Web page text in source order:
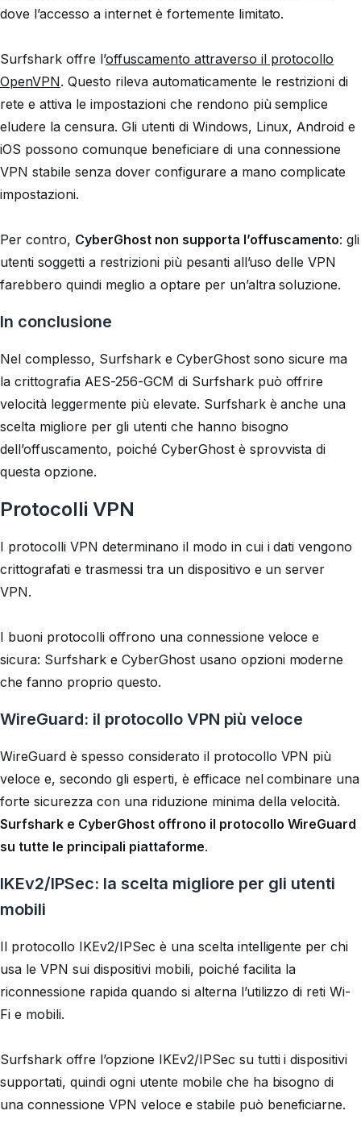
dove l’accesso a internet è fortemente limitato.
Surfshark offre l’offuscamento attraverso il protocollo
OpenVPN. Questo rileva automaticamente le restrizioni di
rete e attiva le impostazioni che rendono più semplice
eludere la censura. Gli utenti di Windows, Linux, Android e
iOS possono comunque beneficiare di una connessione
VPN stabile senza dover configurare a mano complicate
impostazioni.
Per contro, CyberGhost non supporta l’offuscamento: gli
utenti soggetti a restrizioni più pesanti all’uso delle VPN
farebbero quindi meglio a optare per un’altra soluzione.
In conclusione
Nel complesso, Surfshark e CyberGhost sono sicure ma
la crittografia AES-256-GCM di Surfshark può offrire
velocità leggermente più elevate. Surfshark è anche una
scelta migliore per gli utenti che hanno bisogno
dell’offuscamento, poiché CyberGhost è sprovvista di
questa opzione.
Protocolli VPN
I protocolli VPN determinano il modo in cui i dati vengono
crittografati e trasmessi tra un dispositivo e un server
VPN.
I buoni protocolli offrono una connessione veloce e
sicura: Surfshark e CyberGhost usano opzioni moderne
che fanno proprio questo.
WireGuard: il protocollo VPN più veloce
WireGuard è spesso considerato il protocollo VPN più
veloce e, secondo gli esperti, è efficace nel combinare una
forte sicurezza con una riduzione minima della velocità.
Surfshark e CyberGhost offrono il protocollo WireGuard
su tutte le principali piattaforme.
IKEv2/IPSec: la scelta migliore per gli utenti
mobili
Il protocollo IKEv2/IPSec è una scelta intelligente per chi
usa le VPN sui dispositivi mobili, poiché facilita la
riconnessione rapida quando si alterna l’utilizzo di reti Wi-
Fi e mobili.
Surfshark offre l’opzione IKEv2/IPSec su tutti i dispositivi
supportati, quindi ogni utente mobile che ha bisogno di
una connessione VPN veloce e stabile può beneficiarne.